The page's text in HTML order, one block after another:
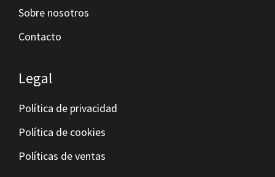
Sobre nosotros
Contacto
Legal
Política de privacidad
Política de cookies
Políticas de ventas